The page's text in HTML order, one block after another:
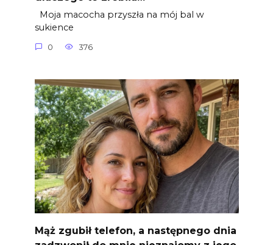
Moja macocha przyszła na mój bal w
sukience
0 376
Mąż zgubił telefon, a następnego dnia